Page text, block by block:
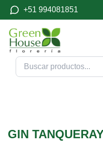
+51 994081851
GIN